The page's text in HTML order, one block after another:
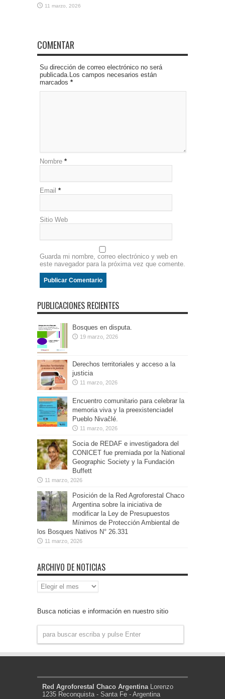
11 marzo, 2026
COMENTAR
Su dirección de correo electrónico no será
publicada.Los campos necesarios están
marcados *
Nombre *
Email *
Sitio Web
Guarda mi nombre, correo electrónico y web en
este navegador para la próxima vez que comente.
PUBLICACIONES RECIENTES
Bosques en disputa.
19 marzo, 2026
Derechos territoriales y acceso a la
justicia
11 marzo, 2026
Encuentro comunitario para celebrar la
memoria viva y la preexistenciadel
Pueblo Nivaĉlé.
11 marzo, 2026
Socia de REDAF e investigadora del
CONICET fue premiada por la National
Geographic Society y la Fundación
Buffett
11 marzo, 2026
Posición de la Red Agroforestal Chaco
Argentina sobre la iniciativa de
modificar la Ley de Presupuestos
Mínimos de Protección Ambiental de
los Bosques Nativos N° 26.331
11 marzo, 2026
ARCHIVO DE NOTICIAS
Archivo
de
Busca noticias e información en nuestro sitio
Red Agroforestal Chaco ArgentinaLorenzo
1235 Reconquista - Santa Fe - Argentina